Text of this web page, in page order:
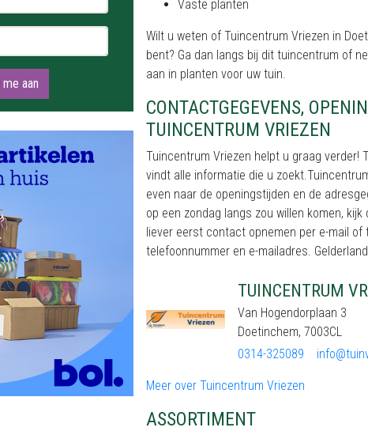
aan
Vaste planten
Wilt u weten of Tuincentrum Vriezen in
bent? Ga dan langs bij dit tuincentrum of
aan in planten voor uw tuin.
CONTACTGEGEVENS,
TUINCENTRUM VRIEZEN
Tuincentrum Vriezen helpt u graag verder!
vindt alle informatie die u
even naar de openingstijden en de
op een zondag langs zou willen komen,
liever eerst contact opnemen per e-mail
telefoonnummer en e-mailadres.
TUINCENTRUM
Van Hogendorplaan 3
Doetinchem, 7003CL
0314-325089
Meer over Tuincentrum Vriezen
ASSORTIMENT